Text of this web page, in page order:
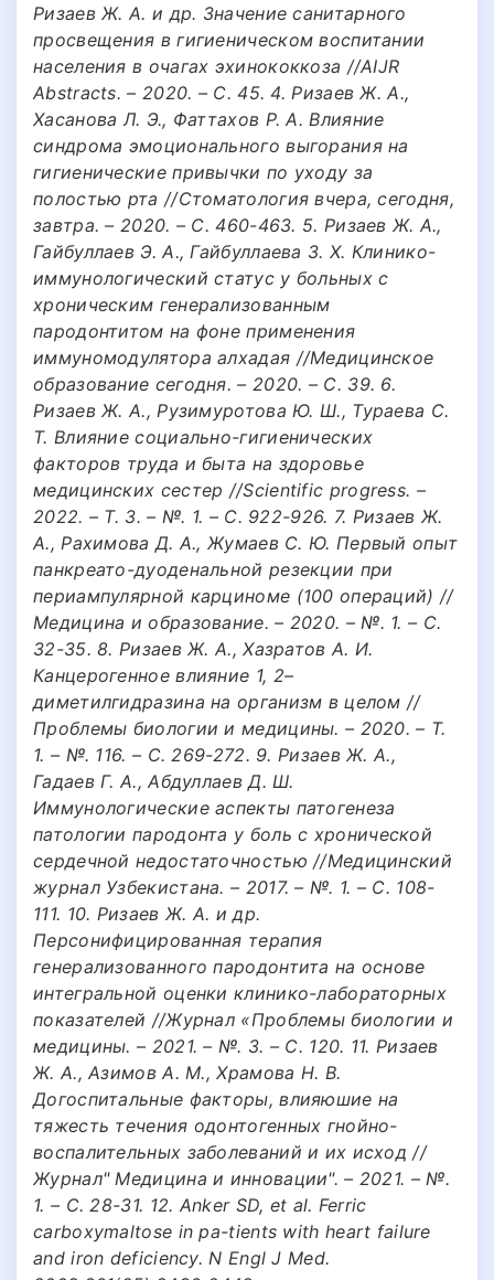
Ризаев Ж. А. и др. Значение санитарного
просвещения в гигиеническом воспитании
населения в очагах эхинококкоза //AIJR
Abstracts. – 2020. – С. 45. 4. Ризаев Ж. А.,
Хасанова Л. Э., Фаттахов Р. А. Влияние
синдрома эмоционального выгорания на
гигиенические привычки по уходу за
полостью рта //Стоматология вчера, сегодня,
завтра. – 2020. – С. 460-463. 5. Ризаев Ж. А.,
Гайбуллаев Э. А., Гайбуллаева З. Х. Клинико-
иммунологический статус у больных с
хроническим генерализованным
пародонтитом на фоне применения
иммуномодулятора алхадая //Медицинское
образование сегодня. – 2020. – С. 39. 6.
Ризаев Ж. А., Рузимуротова Ю. Ш., Тураева С.
Т. Влияние социально-гигиенических
факторов труда и быта на здоровье
медицинских сестер //Scientific progress. –
2022. – Т. 3. – №. 1. – С. 922-926. 7. Ризаев Ж.
А., Рахимова Д. А., Жумаев С. Ю. Первый опыт
панкреато-дуоденальной резекции при
периампулярной карциноме (100 операций) //
Медицина и образование. – 2020. – №. 1. – С.
32-35. 8. Ризаев Ж. А., Хазратов А. И.
Канцерогенное влияние 1, 2–
диметилгидразина на организм в целом //
Проблемы биологии и медицины. – 2020. – Т.
1. – №. 116. – С. 269-272. 9. Ризаев Ж. А.,
Гадаев Г. А., Абдуллаев Д. Ш.
Иммунологические аспекты патогенеза
патологии пародонта у боль с хронической
сердечной недостаточностью //Медицинский
журнал Узбекистана. – 2017. – №. 1. – С. 108-
111. 10. Ризаев Ж. А. и др.
Персонифицированная терапия
генерализованного пародонтита на основе
интегральной оценки клинико-лабораторных
показателей //Журнал «Проблемы биологии и
медицины. – 2021. – №. 3. – С. 120. 11. Ризаев
Ж. А., Азимов А. М., Храмова Н. В.
Догоспитальные факторы, влияюшие на
тяжесть течения одонтогенных гнойно-
воспалительных заболеваний и их исход //
Журнал" Медицина и инновации". – 2021. – №.
1. – С. 28-31. 12. Anker SD, et al. Ferric
carboxymaltose in pa-tients with heart failure
and iron deficiency. N Engl J Med.